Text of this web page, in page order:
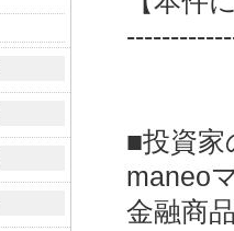
■投資家
maneo
金融商